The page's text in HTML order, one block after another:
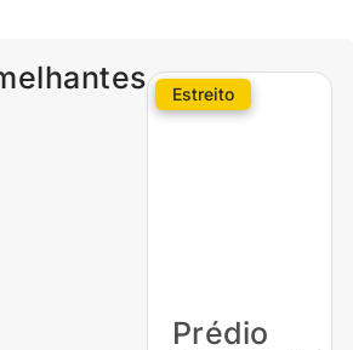
Estreito
Prédio